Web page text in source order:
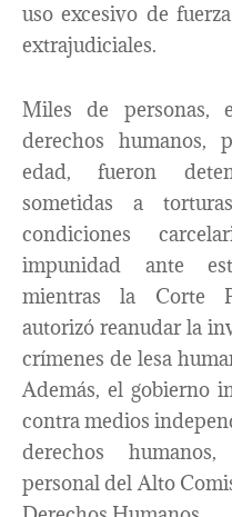
uso excesivo de
extrajudiciales.
Miles de personas,
derechos humanos,
edad, fueron
sometidas a
condiciones
impunidad ante
mientras la Corte
autorizó reanudar la
crímenes de lesa
Además, el gobierno
contra medios
derechos
personal del Alto